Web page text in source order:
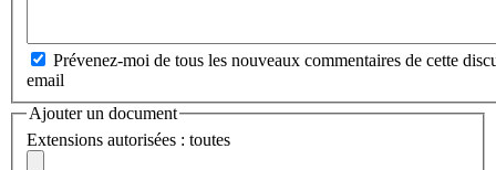
Prévenez-moi de tous les nouveaux commentaires de cette
email
Ajouter un document
Extensions autorisées : toutes